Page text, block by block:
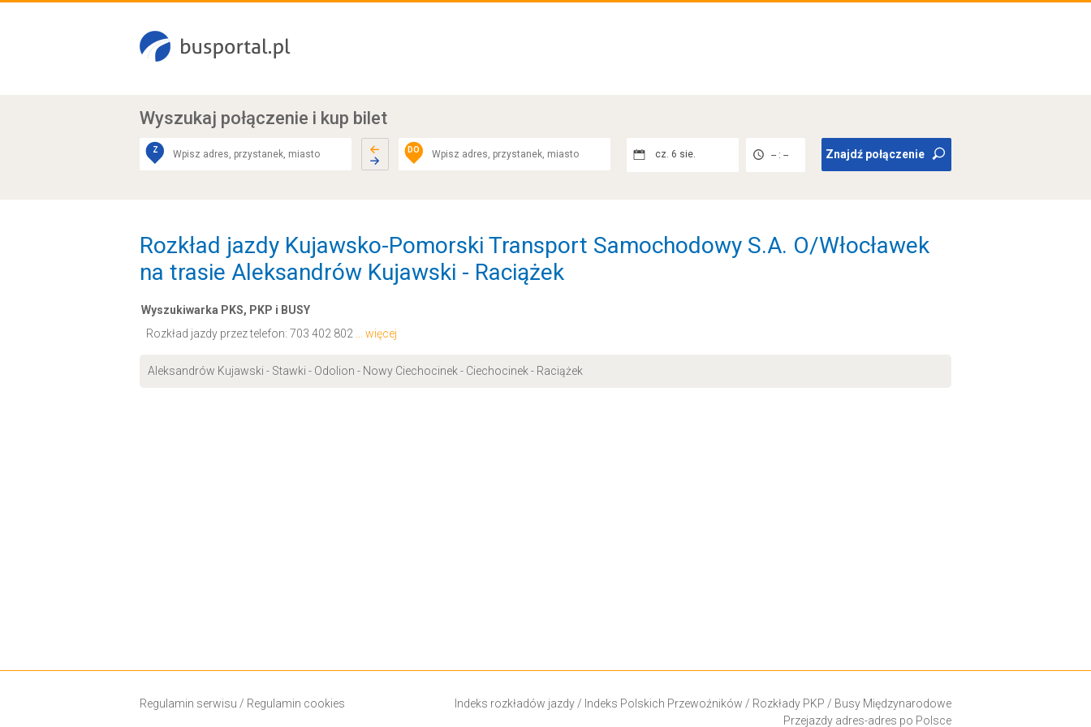
Wyszukaj połączenie i kup bilet
Z DO cz. 6 sie. -- : -- Znajdź połączenie
Rozkład jazdy Kujawsko-Pomorski Transport Samochodowy S.A. O/Włocławek
na trasie Aleksandrów Kujawski - Raciążek
Wyszukiwarka PKS, PKP i BUSY
Rozkład jazdy przez telefon: 703 402 802 ... więcej
Aleksandrów Kujawski - Stawki - Odolion - Nowy Ciechocinek - Ciechocinek - Raciążek
Regulamin serwisu / Regulamin cookies Indeks rozkładów jazdy/ Indeks Polskich Przewoźników / Rozkłady PKP / Busy Międzynarodowe
Przejazdy adres-adres po Polsce